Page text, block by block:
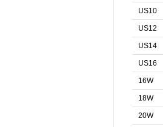
US10
US12
US14
US16
16W
18W
20W